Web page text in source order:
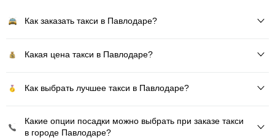
Как заказать такси в Павлодаре?
Какая цена такси в Павлодаре?
Как выбрать лучшее такси в Павлодаре?
Какие опции посадки можно выбрать при заказе такси
в городе Павлодаре?